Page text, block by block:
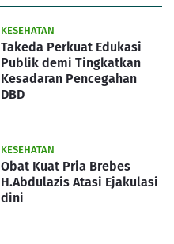
KESEHATAN
Takeda Perkuat Edukasi
Publik demi Tingkatkan
Kesadaran Pencegahan
DBD
KESEHATAN
Obat Kuat Pria Brebes
H.Abdulazis Atasi Ejakulasi
dini